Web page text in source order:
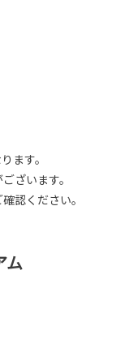
ます。
ざいます。
認ください。
ム